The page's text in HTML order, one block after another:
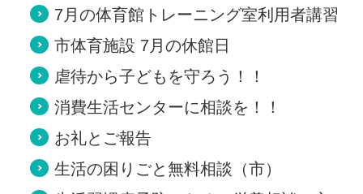
7月の体育館トレーニング室利用者講習
市体育施設 7月の休館日
虐待から子どもを守ろう！！
消費生活センターに相談を！！
お礼とご報告
生活の困りごと無料相談（市）